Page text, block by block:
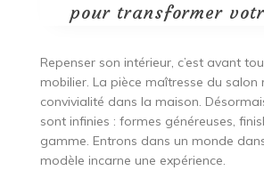
pour transformer
Repenser son intérieur, c’est avant
mobilier. La pièce maîtresse du salon
convivialité dans la maison.
sont infinies : formes généreuses,
gamme. Entrons dans un monde
modèle incarne une expérience.